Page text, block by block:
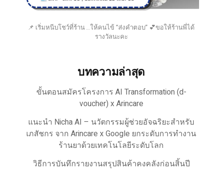
📌 เริ่มหนีบโชว์ที่ร้าน ..ให้คนไข้ “ส่งคำตอบ” 💕ขอให้ร้านพี่ได้
รางวัลนะคะ
บทความล่าสุด
ขั้นตอนสมัครโครงการ AI Transformation (d-
voucher) x Arincare
แนะนำ Nicha AI – นวัตกรรมผู้ช่วยอัจฉริยะสำหรับ
เภสัชกร จาก Arincare x Google ยกระดับการทำงาน
ร้านยาด้วยเทคโนโลยีระดับโลก
วิธีการบันทึกรายงานสรุปสินค้าคงคลังก่อนสิ้นปี